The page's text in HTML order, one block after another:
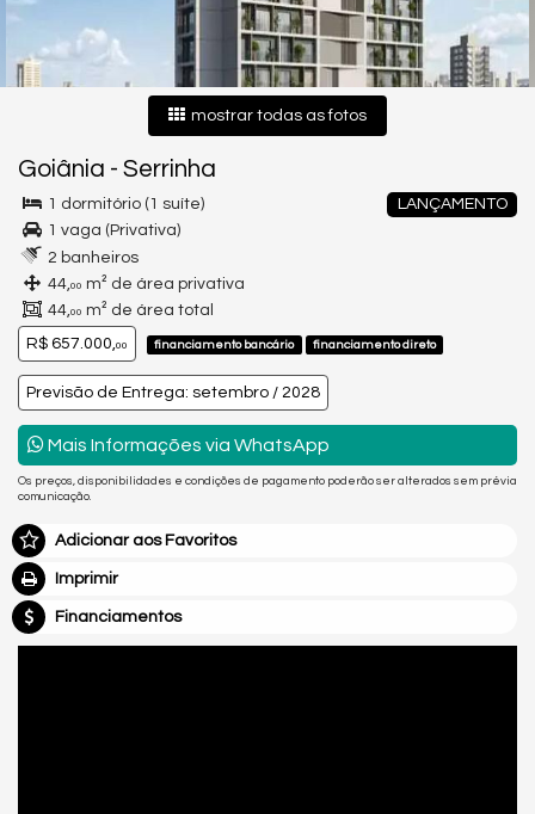
mostrar todas as fotos
Goiânia - Serrinha
LANÇAMENTO
1 dormitório (1 suíte)
1 vaga (Privativa)
2 banheiros
44,00 m² de área privativa
44,00 m² de área total
R$ 657.000,00 financiamento bancário financiamento direto
Previsão de Entrega: setembro / 2028
Mais Informações via WhatsApp
Os preços, disponibilidades e condições de pagamento poderão ser alterados sem prévia
comunicação.
Adicionar aos Favoritos
Imprimir
Financiamentos